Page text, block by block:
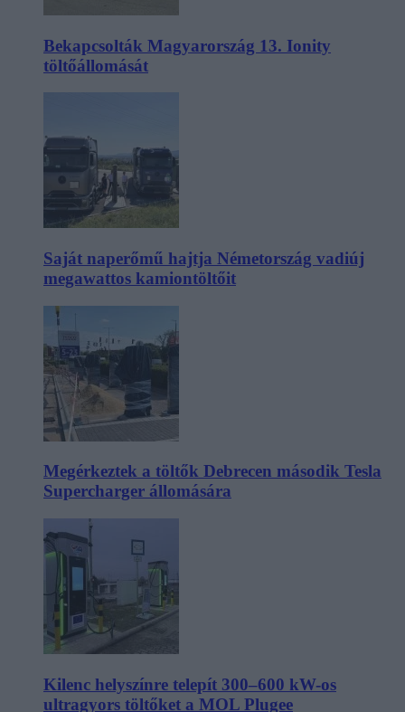
Bekapcsolták Magyarország 13. Ionity
töltőállomását
Saját naperőmű hajtja Németország vadiúj
megawattos kamiontöltőit
Megérkeztek a töltők Debrecen második Tesla
Supercharger állomására
Kilenc helyszínre telepít 300–600 kW-os
ultragyors töltőket a MOL Plugee